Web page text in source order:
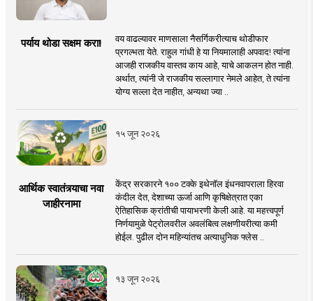
पर्याय थोडा सक्षम करा!
वय वाढल्यावर माणसाला नैसर्गिकरीत्याच थोडीफार
प्रगल्भता येते. राहुल गांधी हे या नियमालाही अपवाद! त्यांना
आजही राजकीय वास्तव काय आहे, याचे आकलन होत नाही.
अर्थात, त्यांनी जे राजकीय सल्लागार नेमले आहेत, ते त्यांना
योग्य सल्ला देत नाहीत, अन्यथा ज्या ..
१५ जून २०२६
आर्थिक स्वातंत्र्याचा नवा
जाहीरनामा
केंद्र सरकारने १०० टक्के इथेनॉल इंधनवापराला हिरवा
कंदील देत, देशाच्या ऊर्जा आणि कृषिक्षेत्रात एका
ऐतिहासिक क्रांतीची पायाभरणी केली आहे. या महत्त्वपूर्ण
निर्णयामुळे पेट्रोलवरील अवलंबित्व लक्षणीयरीत्या कमी
होईल. पुढील दोन महिन्यांतच अत्याधुनिक फ्लेस ..
१३ जून २०२६